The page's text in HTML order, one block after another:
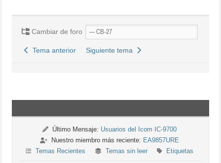
Cambiar de foro
Tema anterior Siguiente tema
Último Mensaje: Usuarios del Icom IC-9700
Nuestro miembro más reciente: EA9857URE
Temas Recientes
Temas sin leer Etiquetas